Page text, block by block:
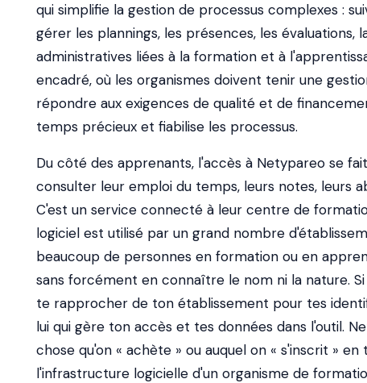
qui simplifie la gestion de processus complexes :
gérer les plannings, les présences, les évaluations,
administratives liées à la formation et à
encadré, où les organismes doivent tenir une
répondre aux exigences de qualité et de
temps précieux et fiabilise les processus.
Du côté des apprenants, l'accès à Netypareo se
consulter leur emploi du temps, leurs notes, leurs
C'est un service connecté à leur centre de
logiciel est utilisé par un grand nombre
beaucoup de personnes en formation ou en
sans forcément en connaître le nom ni la nature.
te rapprocher de ton établissement pour tes
lui qui gère ton accès et tes données dans l'outil.
chose qu'on « achète » ou auquel on « s'inscrit »
l'infrastructure logicielle d'un organisme de